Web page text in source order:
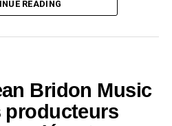
apparaissent dans l’œuvre.
slam, danse, traditions
nationale.
devient une force positive.
possèdent le pouvoir de
READING
Bridon Music
producteurs